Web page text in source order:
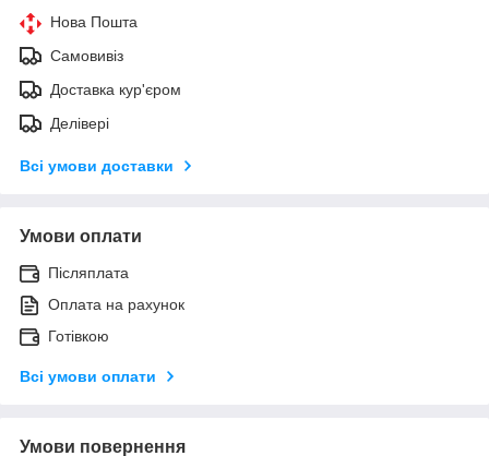
Нова Пошта
Самовивіз
Доставка кур'єром
Делівері
Всі умови доставки
Умови оплати
Післяплата
Оплата на рахунок
Готівкою
Всі умови оплати
Умови повернення